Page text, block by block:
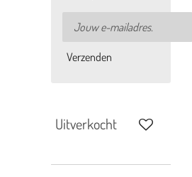
Verzenden
Uitverkocht